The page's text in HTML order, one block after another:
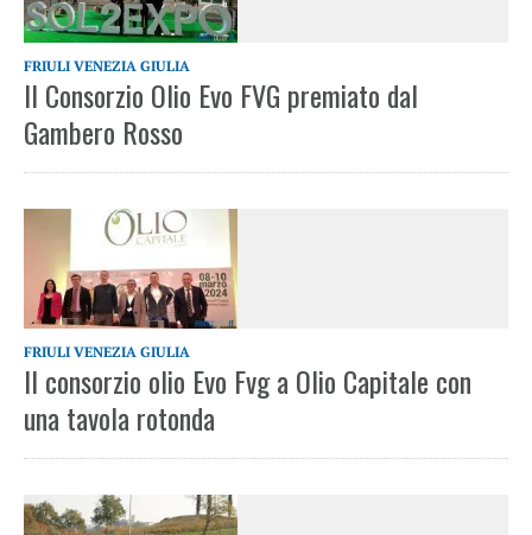
FRIULI VENEZIA GIULIA
Il Consorzio Olio Evo FVG premiato dal
Gambero Rosso
FRIULI VENEZIA GIULIA
Il consorzio olio Evo Fvg a Olio Capitale con
una tavola rotonda